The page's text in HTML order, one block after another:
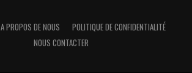
A PROPOS DE NOUS
POLITIQUE DE CONFIDENTIALITÉ
NOUS CONTACTER